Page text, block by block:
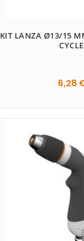
KIT LANZA Ø13/15
CYCLE
6,28